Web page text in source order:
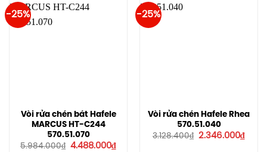
-25%
Vòi rửa chén bát Hafele
MARCUS HT-C244
570.51.070
5.984.000₫ Giá
4.488.000₫Giá
-25%
Vòi rửa chén Hafele Rhea
570.51.040
3.128.400₫
Giá
2.346.000₫Giá
hiện